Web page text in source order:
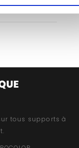
tous supports à